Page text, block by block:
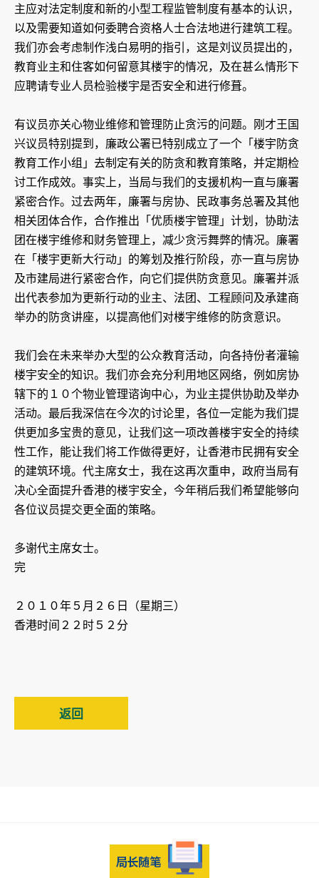
主应对法定制度和新的小型工程监管制度有基本的认识，
以及需要知道如何委聘合资格人士合法地进行建筑工程。
我们亦会考虑制作浅白易明的指引，这是刘议员提出的，
教育业主和住客如何留意其楼宇的情况，及在甚么情形下
应聘请专业人员检验楼宇是否安全和进行修葺。
有议员亦关心物业维修和管理防止贪污的问题。刚才王国
兴议员特别提到，廉政公署已特别成立了一个「楼宇防贪
教育工作小组」去制定有关的防贪和教育策略，并定期检
讨工作成效。事实上，当局与我们的支援机构一直与廉署
紧密合作。过去两年，廉署与房协、民政事务总署及其他
相关团体合作，合作推出「优质楼宇管理」计划，协助法
团在楼宇维修和财务管理上，减少贪污舞弊的情况。廉署
在「楼宇更新大行动」的筹划及推行阶段，亦一直与房协
及市建局进行紧密合作，向它们提供防贪意见。廉署并派
出代表参加为更新行动的业主、法团、工程顾问及承建商
举办的防贪讲座，以提高他们对楼宇维修的防贪意识。
我们会在未来举办大型的公众教育活动，向各持份者灌输
楼宇安全的知识。我们亦会充分利用地区网络，例如房协
辖下的１０个物业管理谘询中心，为业主提供协助及举办
活动。最后我深信在今次的讨论里，各位一定能为我们提
供更加多宝贵的意见，让我们这一项改善楼宇安全的持续
性工作，能让我们将工作做得更好，让香港市民拥有安全
的建筑环境。代主席女士，我在这再次重申，政府当局有
决心全面提升香港的楼宇安全，今年稍后我们希望能够向
各位议员提交更全面的策略。
多谢代主席女士。
完
２０１０年５月２６日（星期三）
香港时间２２时５２分
返回